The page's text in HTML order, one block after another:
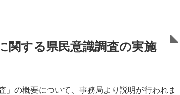
する県民意識調査の実施
の概要について、事務局より説明が行われま